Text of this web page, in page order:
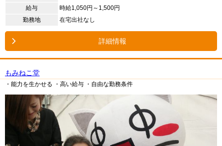
給与
時給1,050円～1,500円
勤務地
在宅出社なし
詳細情報
もみねこ堂
・能力を生かせる ・高い給与 ・自由な勤務条件